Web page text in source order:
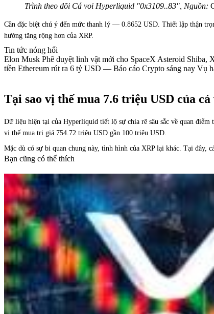
Trình theo dõi Cá voi Hyperliquid "0x3109..83", Nguồn:
Cần đặc biệt chú ý đến mức thanh lý — 0.8652 USD. Thiết lập thận
hướng tăng rộng hơn của XRP.
Tin tức nóng hổi
Elon Musk Phê duyệt linh vật mới cho SpaceX Asteroid
tiền Ethereum rút ra 6 tỷ USD — Báo cáo Crypto sáng nay Vụ
Tại sao vị thế mua 7.6 triệu USD của
Dữ liệu hiện tại của Hyperliquid tiết lộ sự chia rẽ sâu sắc về quan
vị thế mua trị giá 754.72 triệu USD gần 100 triệu USD.
Mặc dù có sự bi quan chung này, tình hình của XRP lại khác. Tại
Bạn cũng có thể thích